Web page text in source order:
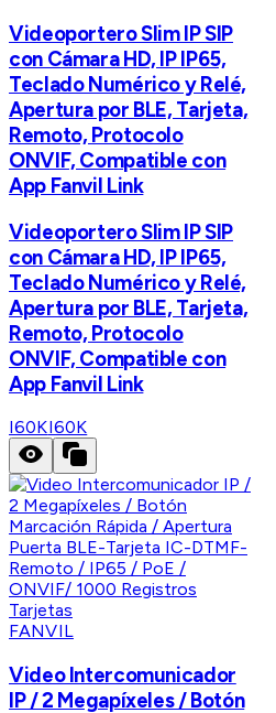
Videoportero Slim IP SIP
con Cámara HD, IP IP65,
Teclado Numérico y Relé,
Apertura por BLE, Tarjeta,
Remoto, Protocolo
ONVIF, Compatible con
App Fanvil Link
Videoportero Slim IP SIP
con Cámara HD, IP IP65,
Teclado Numérico y Relé,
Apertura por BLE, Tarjeta,
Remoto, Protocolo
ONVIF, Compatible con
App Fanvil Link
I60KI60K
FANVIL
Video Intercomunicador
IP / 2 Megapíxeles / Botón